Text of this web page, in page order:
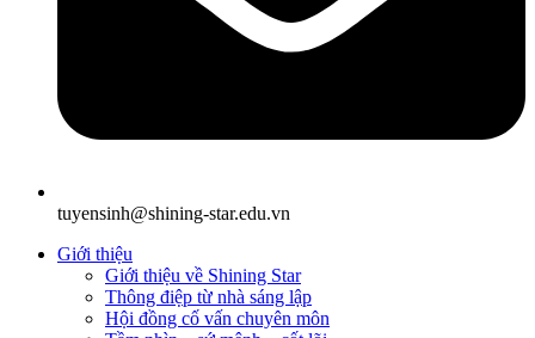
tuyensinh@shining-star.edu.vn
Giới thiệu
Giới thiệu về Shining Star
Thông điệp từ nhà sáng lập
Hội đồng cố vấn chuyên môn